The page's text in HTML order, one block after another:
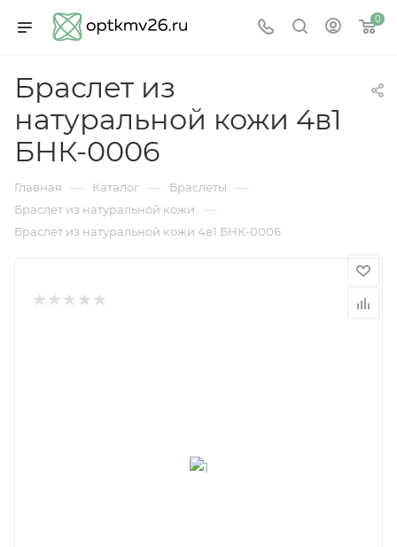
0
Браслет из
натуральной кожи 4в1
БНК-0006
Главная — Каталог — Браслеты —
Браслет из натуральной кожи —
Браслет из натуральной кожи 4в1 БНК-0006